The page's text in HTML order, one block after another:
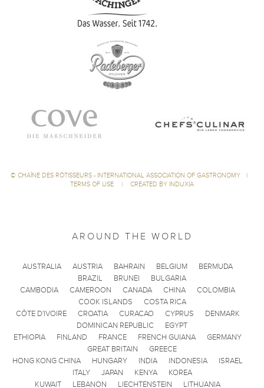
© CHAÎNE DES RÔTISSEURS - INTERNATIONAL ASSOCIATION OF GASTRONOMY
|
TERMS OF USE
| CREATED BY INDUXIA
AROUND THE WORLD
AUSTRALIA AUSTRIA BAHRAIN BELGIUM
BERMUDA
BRAZIL
BRUNEI
BULGARIA
CAMBODIA
CAMEROON CANADA CHINA
COLOMBIA
COOK ISLANDS
COSTA RICA
CÔTE D'IVOIRE
CROATIA CURACAO CYPRUS
DENMARK
DOMINICAN REPUBLIC
EGYPT
ETHIOPIA
FINLAND FRANCE FRENCH GUIANA
GERMANY
GREAT BRITAIN
GREECE
HONG KONG CHINA
HUNGARY INDIA INDONESIA
ISRAEL
ITALY
JAPAN KENYA
KOREA
KUWAIT
LEBANON LIECHTENSTEIN LITHUANIA